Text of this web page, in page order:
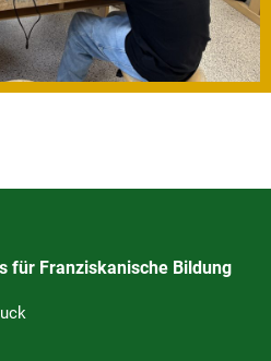
für Franziskanische Bildung